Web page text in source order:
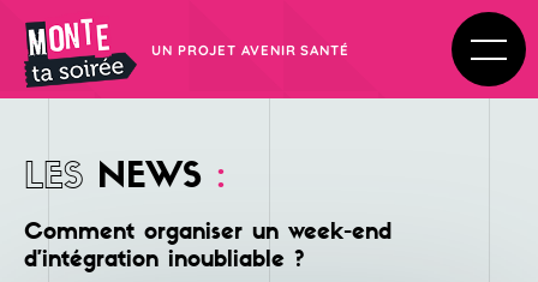
UN PROJET AVENIR SANTÉ
LES NEWS :
Comment organiser un week-end
d’intégration inoubliable ?